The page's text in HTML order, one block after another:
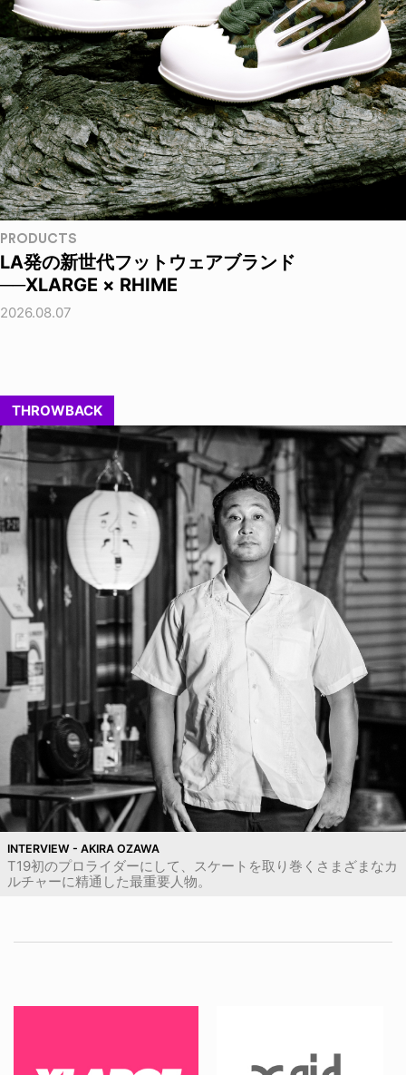
PRODUCTS
LA発の新世代フットウェアブランド
──XLARGE × RHIME
2026.08.07
THROWBACK
INTERVIEW - AKIRA OZAWA
T19初のプロライダーにして、スケートを取り巻くさまざまなカ
ルチャーに精通した最重要人物。